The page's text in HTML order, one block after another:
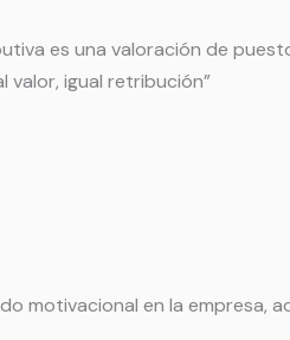
es una valoración de
valor, igual retribución”
motivacional en la empresa,